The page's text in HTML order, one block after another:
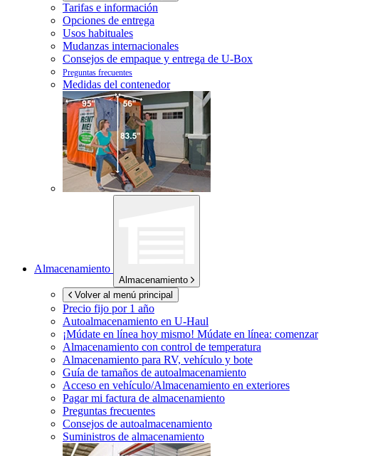
Tarifas e información
Opciones de entrega
Usos habituales
Mudanzas internacionales
Consejos de empaque y entrega de U-Box
Preguntas frecuentes
Medidas del contenedor
Almacenamiento
Almacenamiento
Volver al menú principal
Precio fijo por 1 año
Autoalmacenamiento en U-Haul
¡Múdate en línea hoy mismo! Múdate en línea: comenzar
Almacenamiento con control de temperatura
Almacenamiento para RV, vehículo y bote
Guía de tamaños de autoalmacenamiento
Acceso en vehículo/Almacenamiento en exteriores
Pagar mi factura de almacenamiento
Preguntas frecuentes
Consejos de autoalmacenamiento
Suministros de almacenamiento